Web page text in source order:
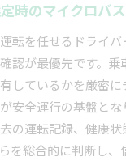
時のマイクロバ
転を任せるドライ
認が最優先です。乗
しているかを厳密
安全運行の基盤とな
の運転記録、健康
を総合的に判断し、